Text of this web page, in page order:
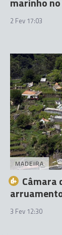
2 Fev 17:03
MADEIRA
Câmara
3 Fev 12:30